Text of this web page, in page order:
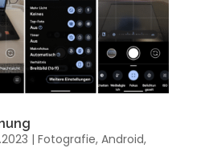
| Fotografie, Android,